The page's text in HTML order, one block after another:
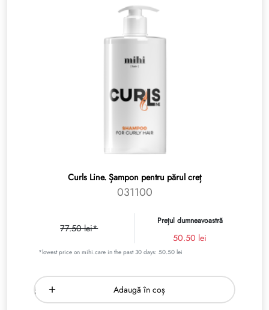
Curls Line. Șampon pentru părul creț
031100
77.50 lei*
Prețul dumneavoastră
50.50 lei
*lowest price on mihi.care in the past 30 days: 50.50 lei
Adaugă în coș